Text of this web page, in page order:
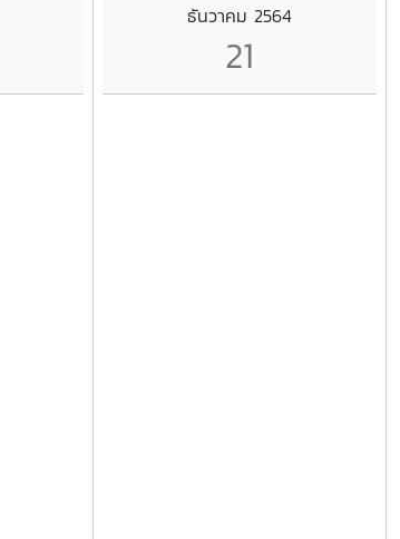
ธันวาคม 2564
21